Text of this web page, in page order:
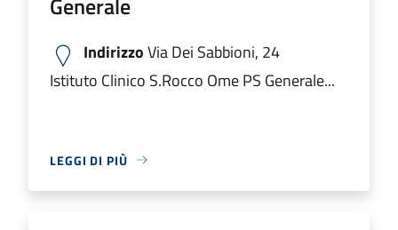
IndirizzoVia Dei Sabbioni, 24
Istituto Clinico S.Rocco Ome PS Generale...
LEGGI DI PIÙ